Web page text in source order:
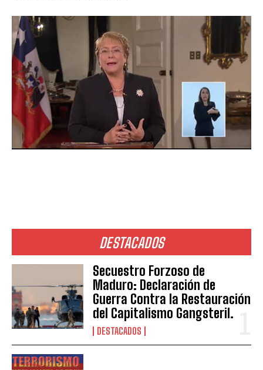
DESTACADOS
Secuestro Forzoso de
Maduro: Declaración de
Guerra Contra la Restauración
del Capitalismo Gangsteril.
DESTACADOS